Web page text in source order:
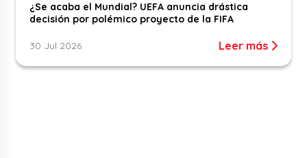
¿Se acaba el Mundial? UEFA anuncia drástica
decisión por polémico proyecto de la FIFA
30 Jul 2026 Leer más